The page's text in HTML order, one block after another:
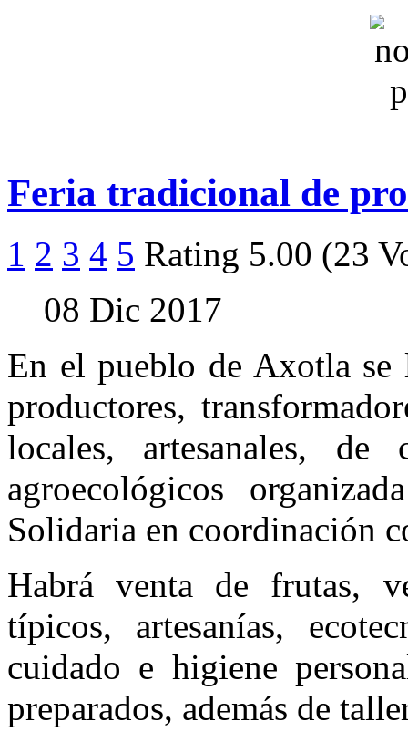
Feria tradicional de
1 2 3 4 5 Rating 5.00 (23
08 Dic 2017
En el pueblo de Axotla se
productores,
locales, artesanales, de
agroecológicos
Solidaria en coordinación
Habrá venta de frutas,
típicos, artesanías,
cuidado e higiene
preparados, además de